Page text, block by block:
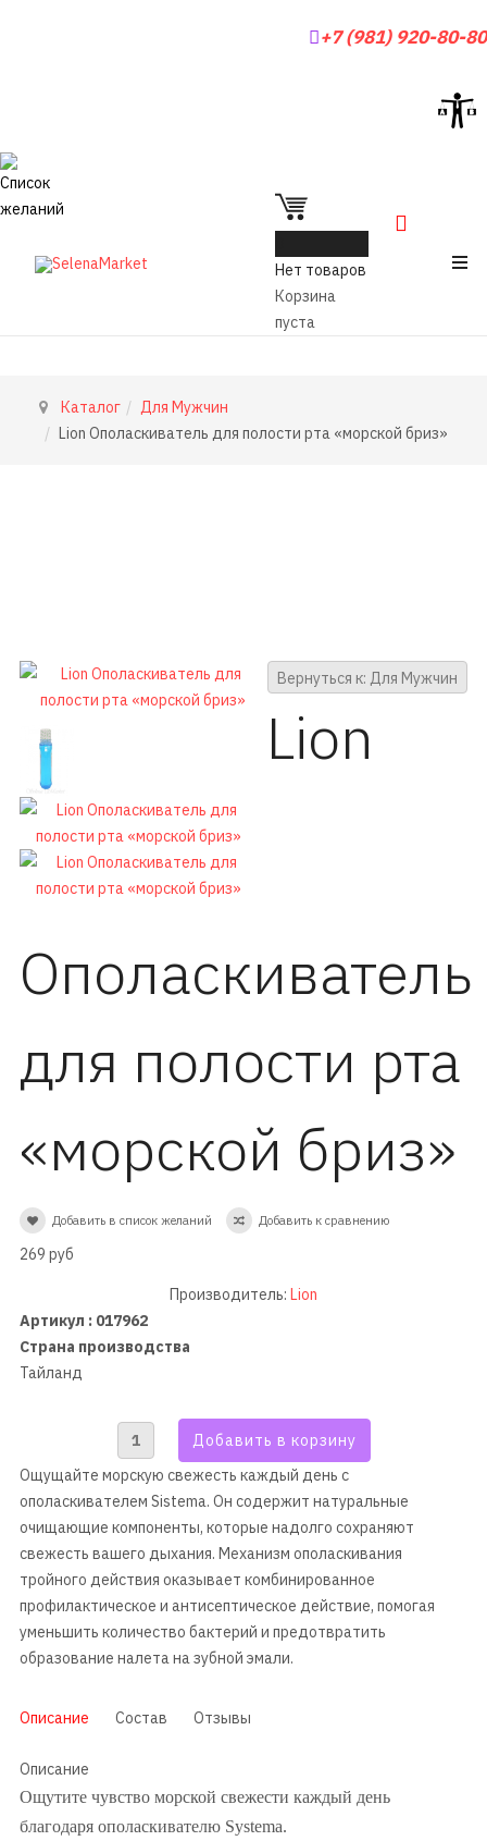
+7 (981) 920-80-80
Нет товаров
Корзина
пуста
Каталог
Для Мужчин
Lion Ополаскиватель для полости рта «морской бриз»
Вернуться к: Для Мужчин
Lion
Ополаскиватель
для полости рта
«морской бриз»
Добавить в список желаний Добавить к сравнению
269 руб
Производитель: Lion
Артикул : 017962
Страна производства
Тайланд
Ощущайте морскую свежесть каждый день с
ополаскивателем Sistema. Он содержит натуральные
очищающие компоненты, которые надолго сохраняют
свежесть вашего дыхания. Механизм ополаскивания
тройного действия оказывает комбинированное
профилактическое и антисептическое действие, помогая
уменьшить количество бактерий и предотвратить
образование налета на зубной эмали.
Описание Состав Отзывы
Описание
Ощутите чувство морской свежести каждый день
благодаря ополаскивателю Systema.